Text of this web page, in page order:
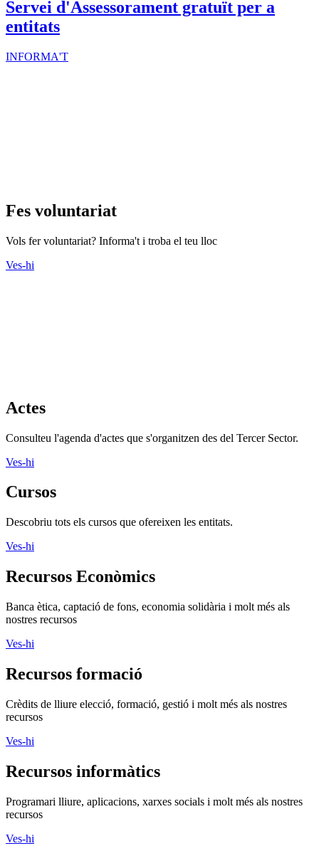
Servei d'Assessorament gratuït per a
entitats
INFORMA'T
Fes voluntariat
Vols fer voluntariat? Informa't i troba el teu lloc
Ves-hi
Actes
Consulteu l'agenda d'actes que s'organitzen des del Tercer Sector.
Ves-hi
Cursos
Descobriu tots els cursos que ofereixen les entitats.
Ves-hi
Recursos Econòmics
Banca ètica, captació de fons, economia solidària i molt més als
nostres recursos
Ves-hi
Recursos formació
Crèdits de lliure elecció, formació, gestió i molt més als nostres
recursos
Ves-hi
Recursos informàtics
Programari lliure, aplicacions, xarxes socials i molt més als nostres
recursos
Ves-hi